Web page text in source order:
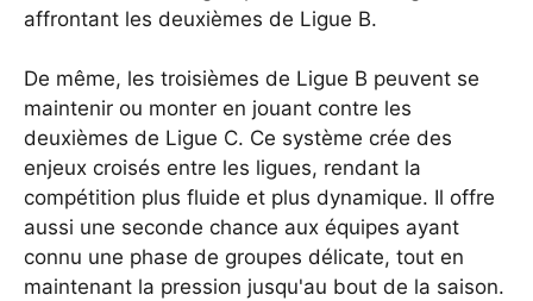
affrontant les deuxièmes de Ligue B.
De même, les troisièmes de Ligue B peuvent se
maintenir ou monter en jouant contre les
deuxièmes de Ligue C. Ce système crée des
enjeux croisés entre les ligues, rendant la
compétition plus fluide et plus dynamique. Il offre
aussi une seconde chance aux équipes ayant
connu une phase de groupes délicate, tout en
maintenant la pression jusqu'au bout de la saison.